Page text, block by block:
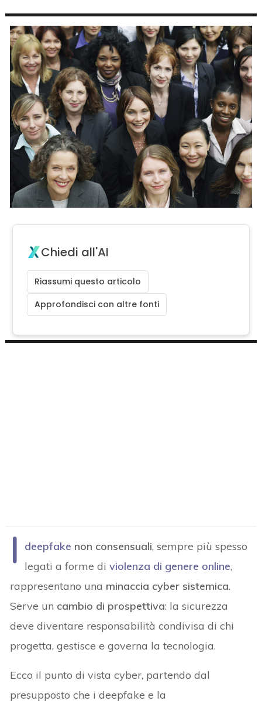
Chiedi all'AI
Riassumi questo articolo
Approfondisci con altre fonti
I deepfake non consensuali, sempre più spesso
legati a forme diviolenza di genere online,
rappresentano una minaccia cyber sistemica.
Serve un cambio di prospettiva: la sicurezza
deve diventare responsabilità condivisa di chi
progetta, gestisce e governa la tecnologia.
Ecco il punto di vista cyber, partendo dal
presupposto che i deepfake e la